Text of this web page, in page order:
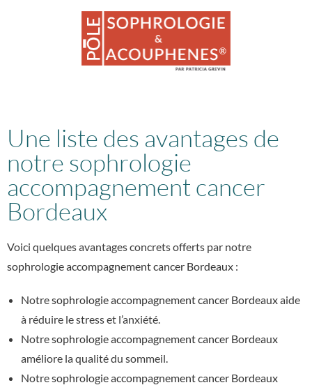
Une liste des avantages de
notre sophrologie
accompagnement cancer
Bordeaux
Voici quelques avantages concrets offerts par notre
sophrologie accompagnement cancer Bordeaux :
Notresophrologie accompagnement cancer Bordeauxaide
à réduire le stress et l’anxiété.
Notresophrologie accompagnement cancer Bordeaux
améliore la qualité du sommeil.
Notresophrologie accompagnement cancer Bordeaux